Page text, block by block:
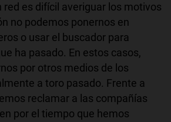
red es difícil averiguar los motivos
no podemos ponernos en
o usar el buscador para
ha pasado. En estos casos,
por otros medios de los
a toro pasado. Frente a
reclamar a las compañías
por el tiempo que hemos